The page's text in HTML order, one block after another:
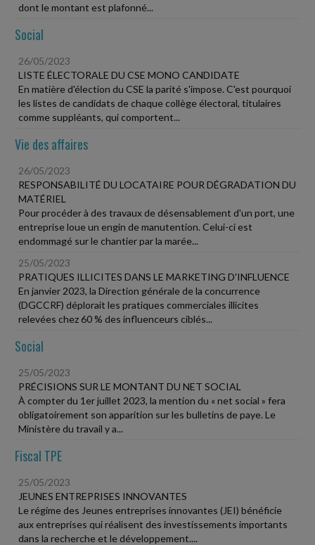
dont le montant est plafonné...
Social
26/05/2023
LISTE ÉLECTORALE DU CSE MONO CANDIDATE
En matière d'élection du CSE la parité s'impose. C'est pourquoi
les listes de candidats de chaque collège électoral, titulaires
comme suppléants, qui comportent...
Vie des affaires
26/05/2023
RESPONSABILITÉ DU LOCATAIRE POUR DÉGRADATION DU
MATÉRIEL
Pour procéder à des travaux de désensablement d'un port, une
entreprise loue un engin de manutention. Celui-ci est
endommagé sur le chantier par la marée...
25/05/2023
PRATIQUES ILLICITES DANS LE MARKETING D'INFLUENCE
En janvier 2023, la Direction générale de la concurrence
(DGCCRF) déplorait les pratiques commerciales illicites
relevées chez 60 % des influenceurs ciblés...
Social
25/05/2023
PRÉCISIONS SUR LE MONTANT DU NET SOCIAL
À compter du 1er juillet 2023, la mention du « net social » fera
obligatoirement son apparition sur les bulletins de paye. Le
Ministère du travail y a...
Fiscal TPE
25/05/2023
JEUNES ENTREPRISES INNOVANTES
Le régime des Jeunes entreprises innovantes (JEI) bénéficie
aux entreprises qui réalisent des investissements importants
dans la recherche et le développement....